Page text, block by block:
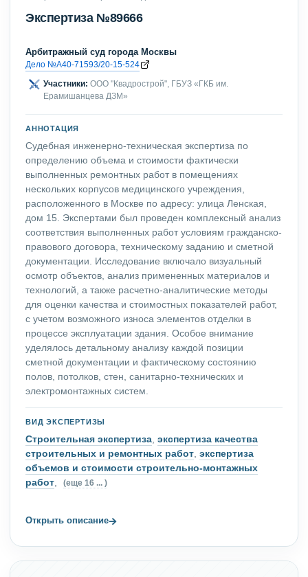
Экспертиза №89666
Арбитражный суд города Москвы
Дело №А40-71593/20-15-524
Участники: ООО "Квадрострой", ГБУЗ «ГКБ им.
Ерамишанцева ДЗМ»
АННОТАЦИЯ
Судебная инженерно-техническая экспертиза по
определению объема и стоимости фактически
выполненных ремонтных работ в помещениях
нескольких корпусов медицинского учреждения,
расположенного в Москве по адресу: улица Ленская,
дом 15. Экспертами был проведен комплексный анализ
соответствия выполненных работ условиям гражданско-
правового договора, техническому заданию и сметной
документации. Исследование включало визуальный
осмотр объектов, анализ примененных материалов и
технологий, а также расчетно-аналитические методы
для оценки качества и стоимостных показателей работ,
с учетом возможного износа элементов отделки в
процессе эксплуатации здания. Особое внимание
уделялось детальному анализу каждой позиции
сметной документации и фактическому состоянию
полов, потолков, стен, санитарно-технических и
электромонтажных систем.
ВИД ЭКСПЕРТИЗЫ
Строительная экспертиза экспертиза качества
строительных и ремонтных работ экспертиза
объемов и стоимости строительно-монтажных
работ
(еще 16 ... )
Открыть описание→